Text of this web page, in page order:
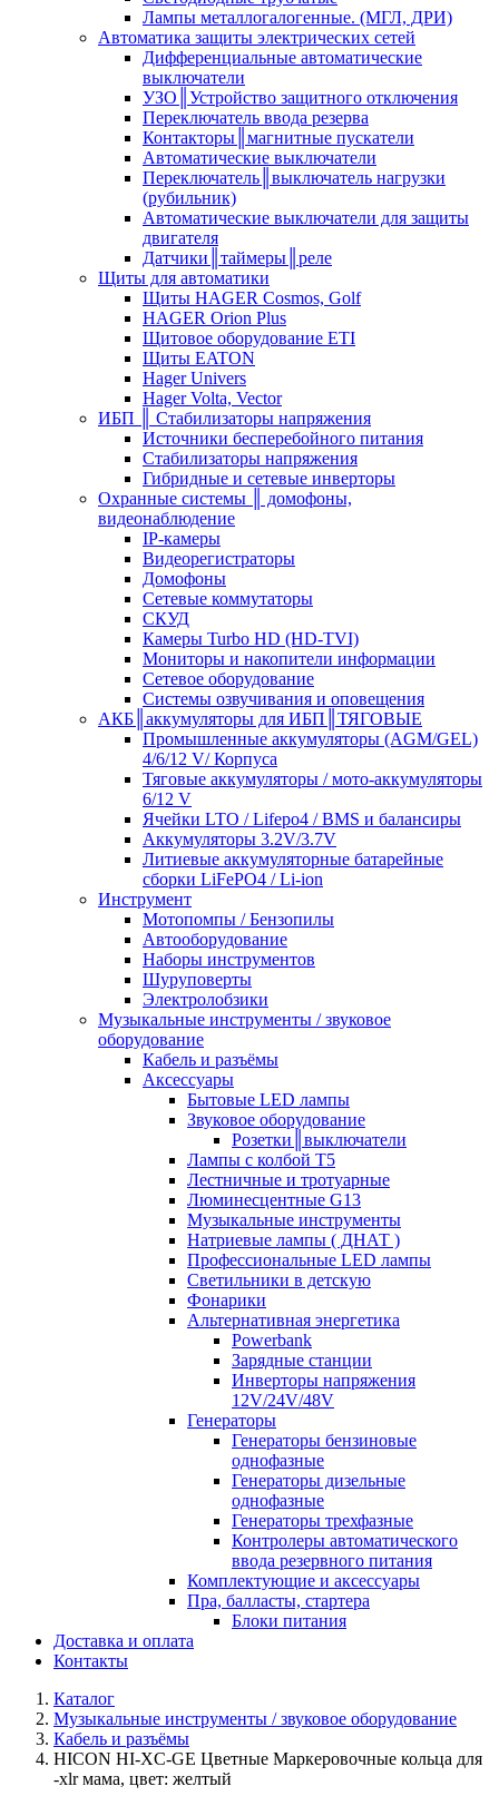
Лампы металлогалогенные. (МГЛ, ДРИ)
Автоматика защиты электрических сетей
Дифференциальные автоматические
выключатели
УЗО║Устройство защитного отключения
Переключатель ввода резерва
Контакторы║магнитные пускатели
Автоматические выключатели
Переключатель║выключатель нагрузки
(рубильник)
Автоматические выключатели для защиты
двигателя
Датчики║таймеры║реле
Щиты для автоматики
Щиты HAGER Cosmos, Golf
HAGER Orion Plus
Щитовое оборудование ETI
Щиты EATON
Hager Univers
Hager Volta, Vector
ИБП ║ Стабилизаторы напряжения
Источники бесперебойного питания
Стабилизаторы напряжения
Гибридные и сетевые инверторы
Охранные системы ║ домофоны,
видеонаблюдение
IP-камеры
Видеорегистраторы
Домофоны
Сетевые коммутаторы
СКУД
Камеры Turbo HD (HD-TVI)
Мониторы и накопители информации
Сетевое оборудование
Системы озвучивания и оповещения
АКБ║аккумуляторы для ИБП║ТЯГОВЫЕ
Промышленные аккумуляторы (AGM/GEL)
4/6/12 V/ Корпуса
Тяговые аккумуляторы / мото-аккумуляторы
6/12 V
Ячейки LTO / Lifepo4 / BMS и балансиры
Аккумуляторы 3.2V/3.7V
Литиевые аккумуляторные батарейные
сборки LiFePO4 / Li-ion
Инструмент
Мотопомпы / Бензопилы
Автооборудование
Наборы инструментов
Шуруповерты
Электролобзики
Музыкальные инструменты / звуковое
оборудование
Кабель и разъёмы
Аксессуары
Бытовые LED лампы
Звуковое оборудование
Розетки║выключатели
Лампы с колбой Т5
Лестничные и тротуарные
Люминесцентные G13
Музыкальные инструменты
Натриевые лампы ( ДНАТ )
Профессиональные LED лампы
Светильники в детскую
Фонарики
Альтернативная энергетика
Powerbank
Зарядные станции
Инверторы напряжения
12V/24V/48V
Генераторы
Генераторы бензиновые
однофазные
Генераторы дизельные
однофазные
Генераторы трехфазные
Контролеры автоматического
ввода резервного питания
Комплектующие и аксессуары
Пра, балласты, стартера
Блоки питания
Доставка и оплата
Контакты
Каталог
Музыкальные инструменты / звуковое оборудование
Кабель и разъёмы
HICON HI-XC-GE Цветные Маркеровочные кольца для
-xlr мама, цвет: желтый